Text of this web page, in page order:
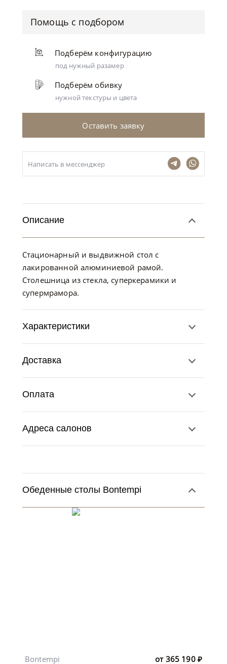
Помощь с подбором
Подберём конфигурацию
под нужный разамер
Подберём обивку
нужной текстуры и цвета
Оставить заявку
Написать в мессенджер
Описание
Стационарный и выдвижной стол с
лакированной алюминиевой рамой.
Столешница из стекла, суперкерамики и
супермрамора.
Характеристики
Доставка
Оплата
Адреса салонов
Обеденные столы Bontempi
от 365 190 ₽
Bontempi